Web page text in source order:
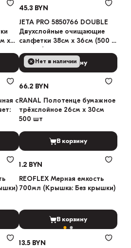
х
45.3 BYN
JETA PRO 5850766 DOUBLE
Двухслойные очищающие
салфетки 38см х 36см (500 в
В корзину
с
Нет в наличии
66.2 BYN
RANAL Полотенце бумажное
трёхслойное 26см х 30см
500 шт
В корзину
1.2 BYN
REOFLEX Мерная емкость
700мл (Крышка: Без крышки)
В корзину
13.5 BYN